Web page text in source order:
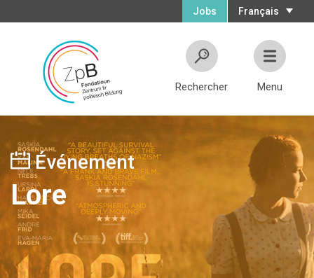
Français
Jobs
Rechercher Menu
Événement
Lore